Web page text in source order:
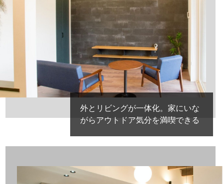
外とリビングが一体化。家にいな
がらアウトドア気分を満喫できる